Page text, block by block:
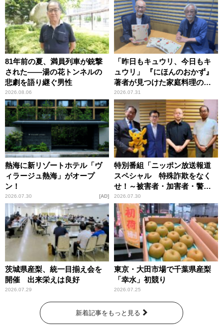
81年前の夏、満員列車が銃撃
された――湯の花トンネルの
悲劇を語り継ぐ男性
2026.08.06
「昨日もキュウリ、今日もキ
ュウリ」 『にほんのおかず』
著者が見つけた家庭料理の知
恵
2026.07.31
熱海に新リゾートホテル「ヴ
ィラージュ熱海」がオープ
ン！
2026.07.30 AD
特別番組「ニッポン放送報道
スペシャル 特殊詐欺をなく
せ！～被害者・加害者・警視
庁が語るトクリュウの実態
～」放送
2026.07.30
茨城県産梨、統一目揃え会を
開催 出来栄えは良好
2026.07.29
東京・大田市場で千葉県産梨
「幸水」初競り
2026.07.25
新着記事をもっと見る